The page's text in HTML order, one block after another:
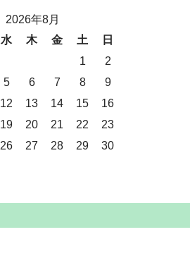
2026年8月
水 木 金 土
日
1
2
5 6 7 8
9
12 13 14 15
16
19 20 21 22
23
26 27 28 29
30